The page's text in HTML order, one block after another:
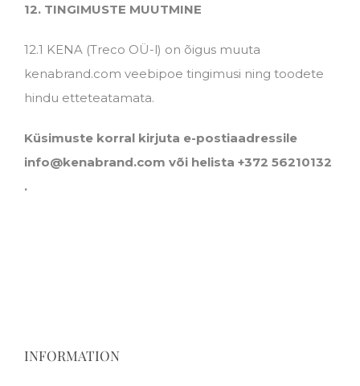
12. TINGIMUSTE MUUTMINE
12.1 KENA (Treco OÜ-l) on õigus muuta
kenabrand.com veebipoe tingimusi ning toodete
hindu etteteatamata.
Küsimuste korral kirjuta e-postiaadressile
info@kenabrand.com või helista +372 56210132
.
INFORMATION